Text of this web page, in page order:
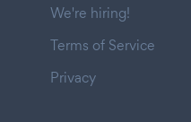
We're hiring!
Terms of Service
Privacy